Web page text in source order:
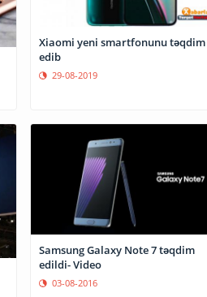
Xiaomi yeni smartfonunu təqdim
edib
29-08-2019
Samsung Galaxy Note 7 təqdim
edildi- Video
03-08-2016